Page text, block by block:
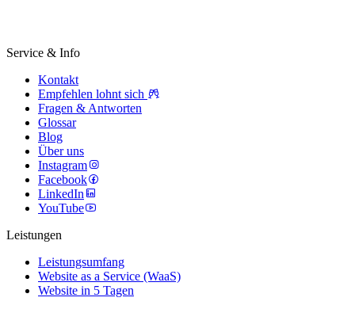
Service & Info
Kontakt
Empfehlen lohnt sich
Fragen & Antworten
Glossar
Blog
Über uns
Instagram
Facebook
LinkedIn
YouTube
Leistungen
Leistungsumfang
Website as a Service (WaaS)
Website in 5 Tagen